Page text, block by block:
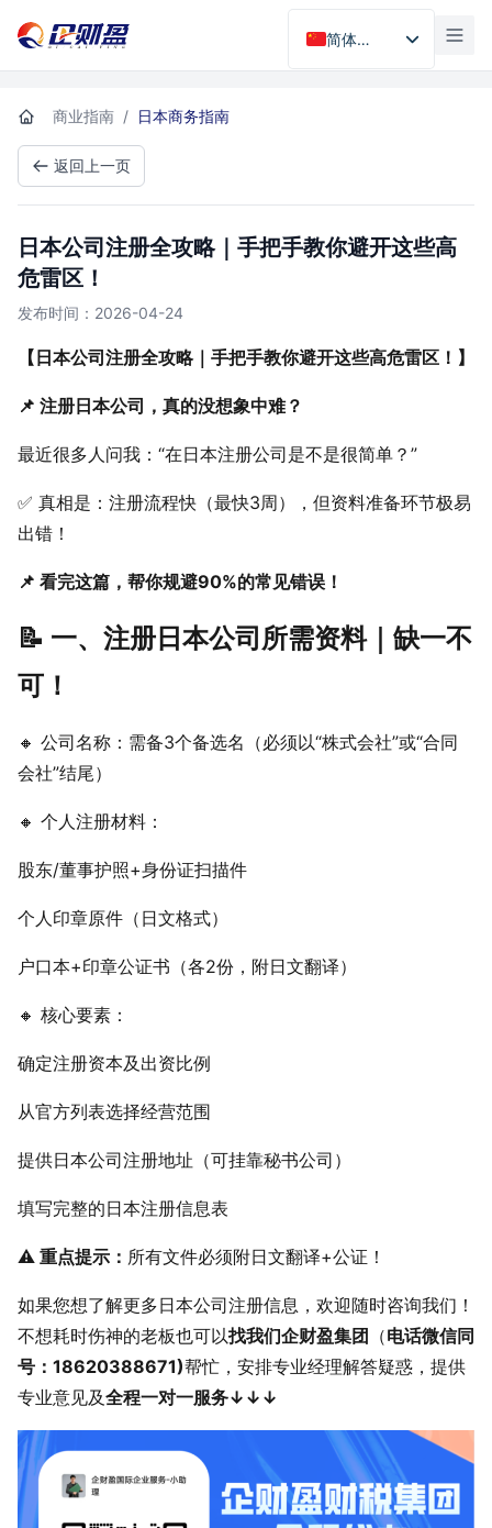
首页 简体中文
商业指南 / 日本商务指南
返回上一页
日本公司注册全攻略｜手把手教你避开这些高
危雷区！
发布时间：2026-04-24
【日本公司注册全攻略｜手把手教你避开这些高危雷区！】
📌 注册日本公司，真的没想象中难？
最近很多人问我：“在日本注册公司是不是很简单？”
✅ 真相是：注册流程快（最快3周），但资料准备环节极易
出错！
📌 看完这篇，帮你规避90%的常见错误！
📝 一、注册日本公司所需资料｜缺一不
可！
🔸 公司名称：需备3个备选名（必须以“株式会社”或“合同
会社”结尾）
🔸 个人注册材料：
股东/董事护照+身份证扫描件
个人印章原件（日文格式）
户口本+印章公证书（各2份，附日文翻译）
🔸 核心要素：
确定注册资本及出资比例
从官方列表选择经营范围
提供日本公司注册地址（可挂靠秘书公司）
填写完整的日本注册信息表
⚠️ 重点提示 ： 所有文件必须附日文翻译+公证！
如果您想了解更多日本公司注册信息，欢迎随时咨询我们！
不想耗时伤神的老板也可以找我们企财盈集团 （电话微信同
号：18620388671)帮忙，安排专业经理解答疑惑，提供
专业意见及全程一对一服务↓↓↓